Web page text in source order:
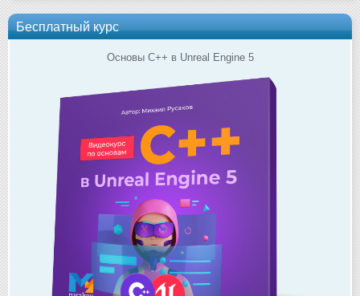
Бесплатный курс
Основы C++ в Unreal Engine 5